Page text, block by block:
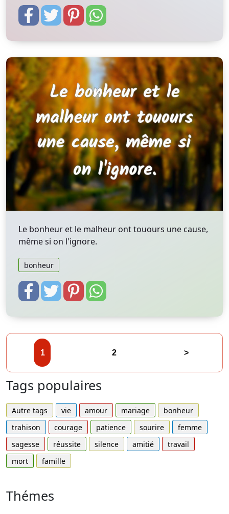
Le bonheur et le malheur ont touours une cause,
même si on l'ignore.
bonheur
1 2 >
Tags populaires
Autre tags vie amour mariage
bonheur
trahison
courage patience sourire
femme
sagesse
réussite silence amitié
travail
mort
famille
Thémes